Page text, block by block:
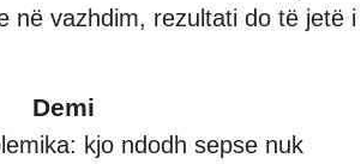
në vazhdim, rezultati do të jetë i
Demi
kjo ndodh sepse nuk